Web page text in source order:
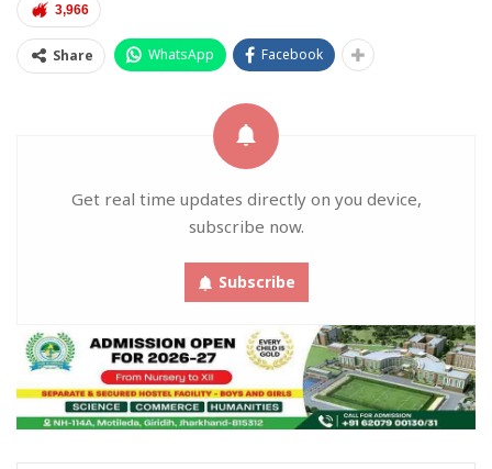
3,966
Share WhatsApp Facebook
Get real time updates directly on you device,
subscribe now.
Subscribe